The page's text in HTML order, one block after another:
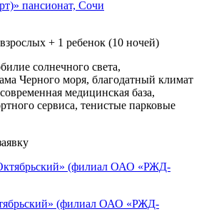
пансионат, Сочи
+ 1 ребенок (10 ночей)
солнечного света,
Черного моря, благодатный климат
медицинская база,
сервиса, тенистые парковые
(филиал ОАО «РЖД-